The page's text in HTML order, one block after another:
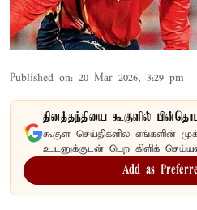
Published on: 20 Mar 2026, 3:29 pm
தினத்தந்தியை கூகுளில்
கூகுள் செய்திகளில் எங்களின்
உடனுக்குடன் பெற கிளிக்
Add as